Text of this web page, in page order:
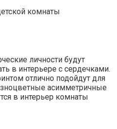
комнаты
личности будут
в интерьере с сердечками.
отлично подойдут для
асимметричные
в интерьер комнаты